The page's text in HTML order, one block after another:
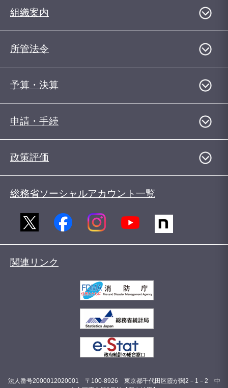
組織案内
所管法令
予算・決算
申請・手続
政策評価
総務省ソーシャルアカウント一覧
関連リンク
法人番号2000012020001 〒100-8926 東京都千代田区霞が関2－1－2 中